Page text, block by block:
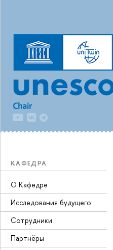
КАФЕДРА
О Кафедре
Исследования будущего
Сотрудники
Партнёры